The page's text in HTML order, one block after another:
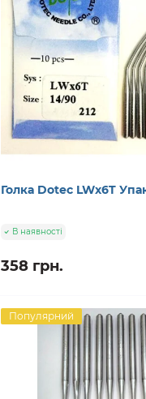
Голка Dotec LWx6T
В наявності
358 грн.
Популярний